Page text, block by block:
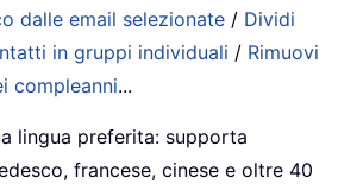
dalle email selezionate / Dividi
in gruppi individuali / Rimuovi
compleanni...
lingua preferita: supporta
francese, cinese e oltre 40